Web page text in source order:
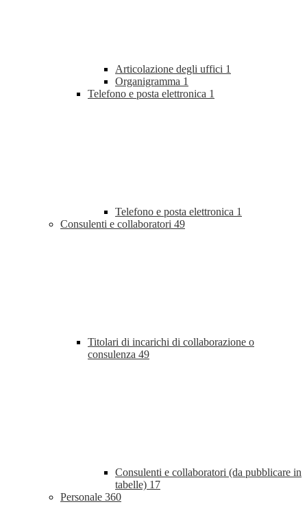
Articolazione degli uffici 1
Organigramma 1
Telefono e posta elettronica 1
Telefono e posta elettronica 1
Consulenti e collaboratori 49
Titolari di incarichi di collaborazione o
consulenza 49
Consulenti e collaboratori (da pubblicare in
tabelle) 17
Personale 360